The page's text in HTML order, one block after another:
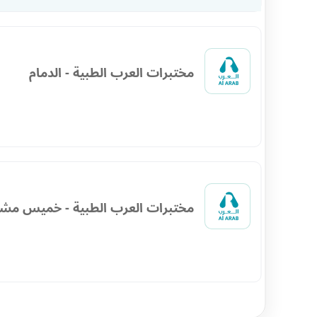
مختبرات العرب الطبية - الدمام
مختبرات العرب الطبية - خميس